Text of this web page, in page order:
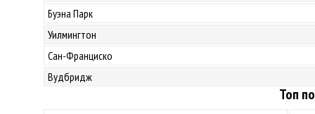
Буэна Парк
Уилмингтон
Сан-Франциско
Вудбридж
Топ